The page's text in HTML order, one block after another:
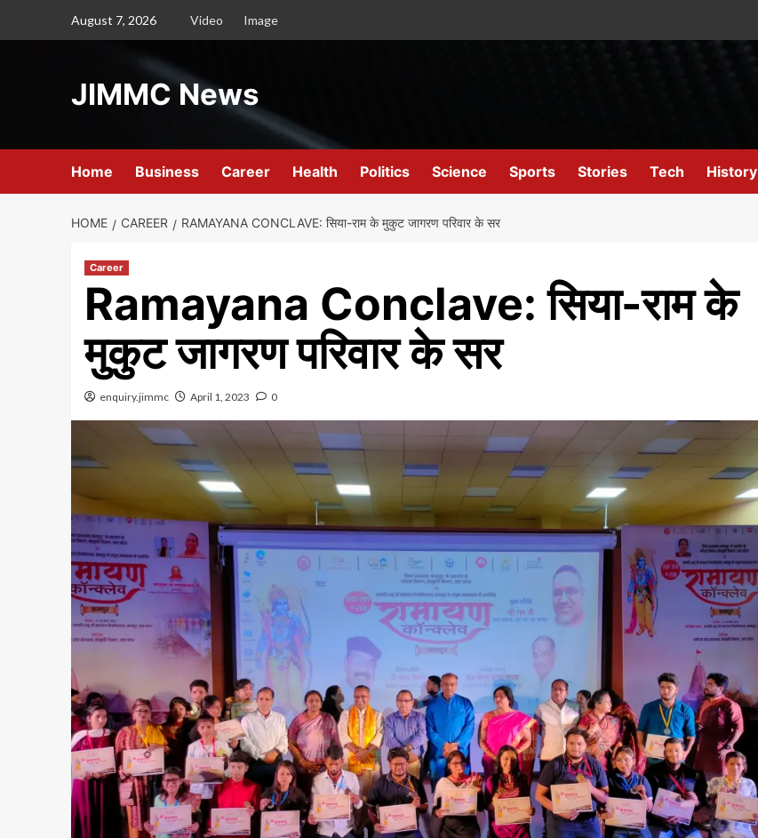
August 7, 2026 Video Image
JIMMC News
Home Business Career Health Politics Science Sports Stories Tech History
HOME CAREER RAMAYANA CONCLAVE: सिया-राम के मुकुट जागरण परिवार के सर
Career
Ramayana Conclave: सिया-राम के
मुकुट जागरण परिवार के सर
enquiry.jimmc April 1, 2023 0